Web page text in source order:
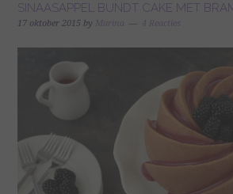
SINAASAPPEL BUNDT CAKE MET
17 oktober 2015 by Marina 4 Reacties